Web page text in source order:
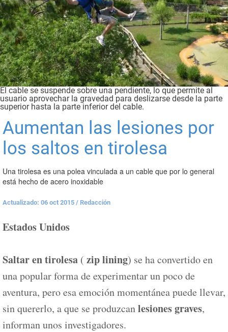
El cable se suspende sobre una pendiente, lo que permite al
usuario aprovechar la gravedad para deslizarse desde la parte
superior hasta la parte inferior del cable.
Aumentan las lesiones por
los saltos en tirolesa
Una tirolesa es una polea vinculada a un cable que por lo general
está hecho de acero inoxidable
Actualizado: 06 oct 2015 / Redacción
Estados Unidos
Saltar en tirolesa ( zip lining) se ha convertido en
una popular forma de experimentar un poco de
aventura, pero esa emoción momentánea puede llevar,
sin quererlo, a que se produzcanlesiones graves,
informan unos investigadores.